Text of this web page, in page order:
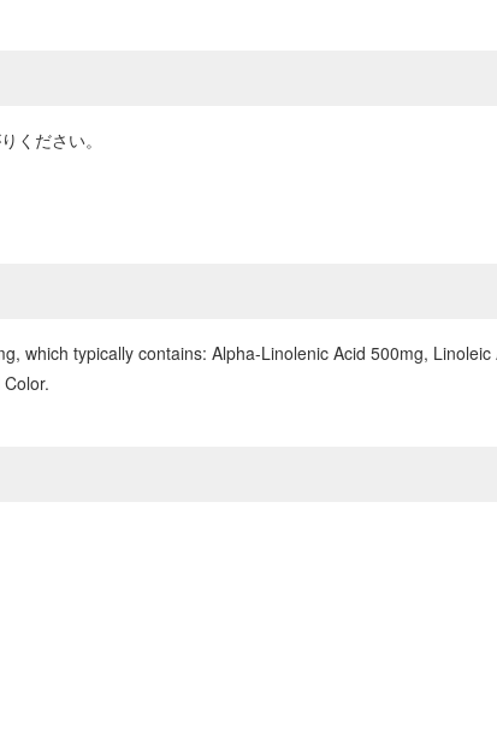
ください。
which typically contains: Alpha-Linolenic Acid 500mg,